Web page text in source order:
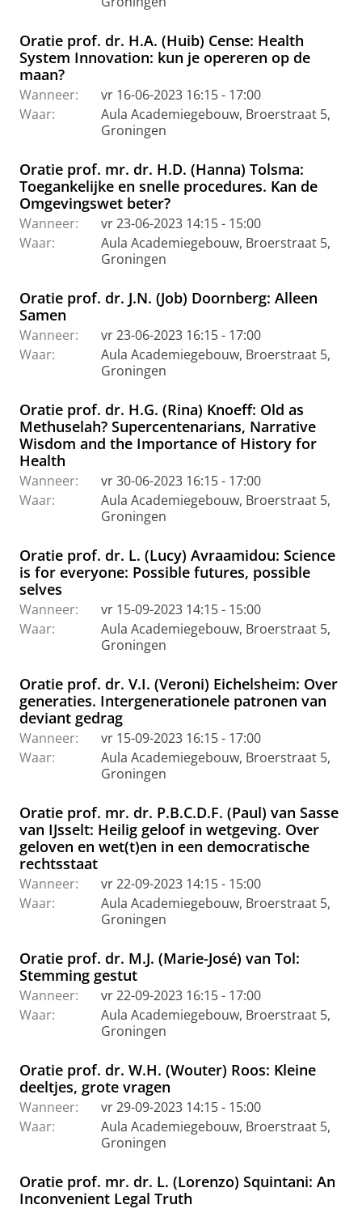
Oratie prof. dr. H.A. (Huib) Cense: Health
System Innovation: kun je opereren op de
maan?
Wanneer:
vr 16-06-2023 16:15 - 17:00
Waar:
Aula Academiegebouw, Broerstraat 5,
Groningen
Oratie prof. mr. dr. H.D. (Hanna) Tolsma:
Toegankelijke en snelle procedures. Kan de
Omgevingswet beter?
Wanneer:
vr 23-06-2023 14:15 - 15:00
Waar:
Aula Academiegebouw, Broerstraat 5,
Groningen
Oratie prof. dr. J.N. (Job) Doornberg: Alleen
Samen
Wanneer:
vr 23-06-2023 16:15 - 17:00
Waar:
Aula Academiegebouw, Broerstraat 5,
Groningen
Oratie prof. dr. H.G. (Rina) Knoeff: Old as
Methuselah? Supercentenarians, Narrative
Wisdom and the Importance of History for
Health
Wanneer:
vr 30-06-2023 16:15 - 17:00
Waar:
Aula Academiegebouw, Broerstraat 5,
Groningen
Oratie prof. dr. L. (Lucy) Avraamidou: Science
is for everyone: Possible futures, possible
selves
Wanneer:
vr 15-09-2023 14:15 - 15:00
Waar:
Aula Academiegebouw, Broerstraat 5,
Groningen
Oratie prof. dr. V.I. (Veroni) Eichelsheim: Over
generaties. Intergenerationele patronen van
deviant gedrag
Wanneer:
vr 15-09-2023 16:15 - 17:00
Waar:
Aula Academiegebouw, Broerstraat 5,
Groningen
Oratie prof. mr. dr. P.B.C.D.F. (Paul) van Sasse
van IJsselt: Heilig geloof in wetgeving. Over
geloven en wet(t)en in een democratische
rechtsstaat
Wanneer:
vr 22-09-2023 14:15 - 15:00
Waar:
Aula Academiegebouw, Broerstraat 5,
Groningen
Oratie prof. dr. M.J. (Marie-José) van Tol:
Stemming gestut
Wanneer:
vr 22-09-2023 16:15 - 17:00
Waar:
Aula Academiegebouw, Broerstraat 5,
Groningen
Oratie prof. dr. W.H. (Wouter) Roos: Kleine
deeltjes, grote vragen
Wanneer:
vr 29-09-2023 14:15 - 15:00
Waar:
Aula Academiegebouw, Broerstraat 5,
Groningen
Oratie prof. mr. dr. L. (Lorenzo) Squintani: An
Inconvenient Legal Truth